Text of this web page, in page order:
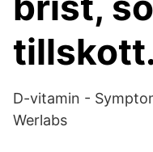
D-vitamin -
Werlabs